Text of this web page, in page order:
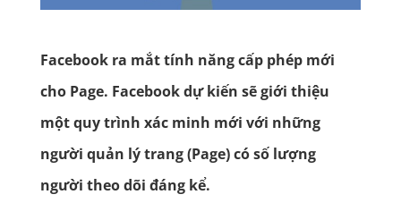
Facebook ra mắt tính năng cấp phép mới
cho Page. Facebook dự kiến sẽ giới thiệu
một quy trình xác minh mới với những
người quản lý trang (Page) có số lượng
người theo dõi đáng kể.